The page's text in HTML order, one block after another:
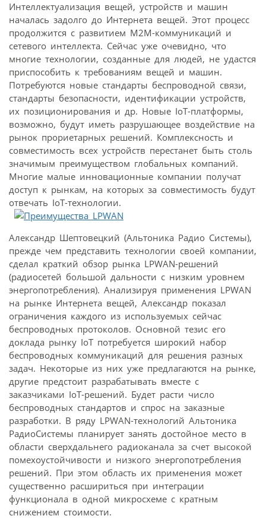
Интеллектуализация вещей, устройств и машин
началась задолго до Интернета вещей. Этот процесс
продолжится с развитием M2M-коммуникаций и
сетевого интеллекта. Сейчас уже очевидно, что
многие технологии, созданные для людей, не удастся
приспособить к требованиям вещей и машин.
Потребуются новые стандарты беспроводной связи,
стандарты безопасности, идентификации устройств,
их позиционирования и др. Новые IoT-платформы,
возможно, будут иметь разрушающее воздействие на
рынок прориетарных решений. Комплексность и
совместимость всех устройств перестанет быть столь
значимым преимуществом глобальных компаний.
Многие малые инновационные компании получат
доступ к рынкам, на которых за совместимость будут
отвечать IoT-технологии.
Александр Шептовецкий (Альтоника Радио Системы),
прежде чем представить технологии своей компании,
сделал краткий обзор рынка LPWAN-решений
(радиосетей большой дальности с низким уровнем
энергопотребления). Анализируя применения LPWAN
на рынке Интернета вещей, Александр показал
ограничения каждого из используемых сейчас
беспроводных протоколов. Основной тезис его
доклада рынку IoT потребуется широкий набор
беспроводных коммуникаций для решения разных
задач. Некоторые из них уже предлагаются на рынке,
другие предстоит разрабатывать вместе с
заказчиками IoT-решений. Будет расти число
беспроводных стандартов и спрос на заказные
разработки. В ряду LPWAN-технологий Альтоника
РадиоСистемы планирует занять достойное место в
области сверхдальнего радиоканала за счет высокой
помехоустойчивости и низкого энергопотребления
решений. При этом область их применения может
существенно расшириться при интеграции
функционала в одной микросхеме с кратным
снижением стоимости.